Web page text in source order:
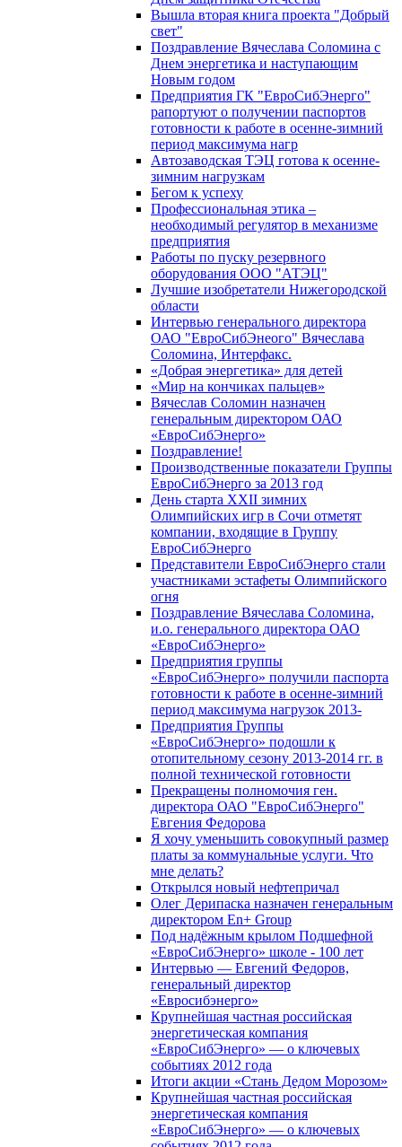
Вышла вторая книга проекта "Добрый
свет"
Поздравление Вячеслава Соломина с
Днем энергетика и наступающим
Новым годом
Предприятия ГК "ЕвроСибЭнерго"
рапортуют о получении паспортов
готовности к работе в осенне-зимний
период максимума нагр
Автозаводская ТЭЦ готова к осенне-
зимним нагрузкам
Бегом к успеху
Профессиональная этика –
необходимый регулятор в механизме
предприятия
Работы по пуску резервного
оборудования ООО "АТЭЦ"
Лучшие изобретатели Нижегородской
области
Интервью генерального директора
ОАО "ЕвроСибЭнеого" Вячеслава
Соломина, Интерфакс.
«Добрая энергетика» для детей
«Мир на кончиках пальцев»
Вячеслав Соломин назначен
генеральным директором ОАО
«ЕвроСибЭнерго»
Поздравление!
Производственные показатели Группы
ЕвроСибЭнерго за 2013 год
День старта XXII зимних
Олимпийских игр в Сочи отметят
компании, входящие в Группу
ЕвроСибЭнерго
Представители ЕвроСибЭнерго стали
участниками эстафеты Олимпийского
огня
Поздравление Вячеслава Соломина,
и.о. генерального директора ОАО
«ЕвроСибЭнерго»
Предприятия группы
«ЕвроСибЭнерго» получили паспорта
готовности к работе в осенне-зимний
период максимума нагрузок 2013-
Предприятия Группы
«ЕвроСибЭнерго» подошли к
отопительному сезону 2013-2014 гг. в
полной технической готовности
Прекращены полномочия ген.
директора ОАО "ЕвроСибЭнерго"
Евгения Федорова
Я хочу уменьшить совокупный размер
платы за коммунальные услуги. Что
мне делать?
Открылся новый нефтепричал
Олег Дерипаска назначен генеральным
директором En+ Group
Под надёжным крылом Подшефной
«ЕвроСибЭнерго» школе - 100 лет
Интервью — Евгений Федоров,
генеральный директор
«Евросибэнерго»
Крупнейшая частная российская
энергетическая компания
«ЕвроСибЭнерго» — о ключевых
событиях 2012 года
Итоги акции «Стань Дедом Морозом»
Крупнейшая частная российская
энергетическая компания
«ЕвроСибЭнерго» — о ключевых